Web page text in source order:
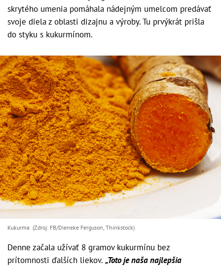
skrytého umenia pomáhala nádejným umelcom predávať
svoje diela z oblasti dizajnu a výroby. Tu prvýkrát prišla
do styku s kukurmínom.
Kukurma (Zdroj: FB/Dieneke Ferguson, Thinkstock)
Denne začala užívať 8 gramov kukurmínu bez
prítomnosti ďalších liekov. „Toto je naša najlepšia